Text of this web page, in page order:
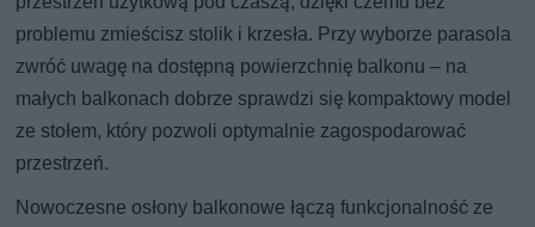
problemu zmieścisz stolik i krzesła. Przy wyborze parasola
zwróć uwagę na dostępną powierzchnię balkonu – na
małych balkonach dobrze sprawdzi się kompaktowy model
ze stołem, który pozwoli optymalnie zagospodarować
przestrzeń.
Nowoczesne osłony balkonowe łączą funkcjonalność ze